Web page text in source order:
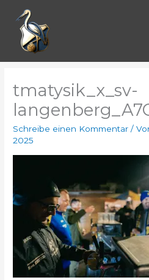
Inhalt
springen
tmatysik_x_sv-
Schreibe einen Kommentar /
2025